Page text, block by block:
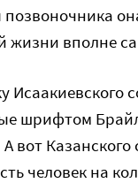
жизни вполне
Исаакиевского
шрифтом
вот
человек на